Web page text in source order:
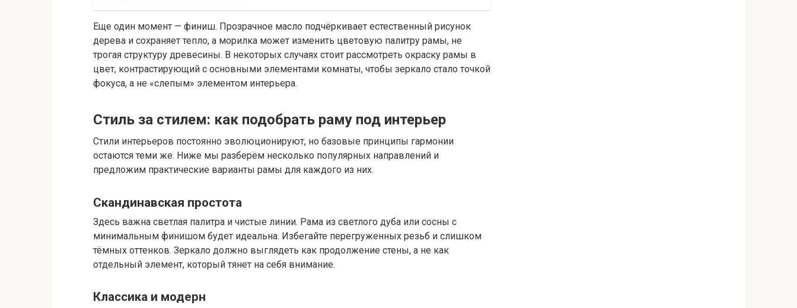
Еще один момент — финиш. Прозрачное масло подчёркивает естественный рисунок
дерева и сохраняет тепло, а морилка может изменить цветовую палитру рамы, не
трогая структуру древесины. В некоторых случаях стоит рассмотреть окраску рамы в
цвет, контрастирующий с основными элементами комнаты, чтобы зеркало стало точкой
фокуса, а не «слепым» элементом интерьера.
Стиль за стилем: как подобрать раму под интерьер
Стили интерьеров постоянно эволюционируют, но базовые принципы гармонии
остаются теми же. Ниже мы разберём несколько популярных направлений и
предложим практические варианты рамы для каждого из них.
Скандинавская простота
Здесь важна светлая палитра и чистые линии. Рама из светлого дуба или сосны с
минимальным финишом будет идеальна. Избегайте перегруженных резьб и слишком
тёмных оттенков. Зеркало должно выглядеть как продолжение стены, а не как
отдельный элемент, который тянет на себя внимание.
Классика и модерн